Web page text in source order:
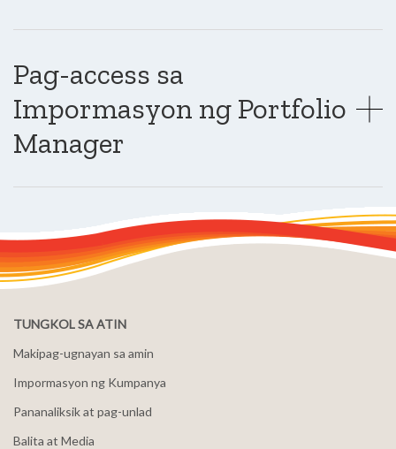
Pag-access sa
Impormasyon ng Portfolio
Manager
TUNGKOL SA ATIN
Makipag-ugnayan sa amin
Impormasyon ng Kumpanya
Pananaliksik at pag-unlad
Balita at Media